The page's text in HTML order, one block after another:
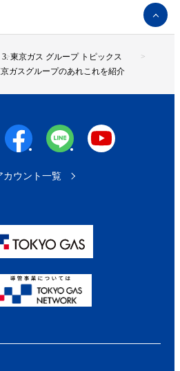
ペ
ー
ジ
へ
東京ガス グループ トピックス
ガスグループのあれこれを紹介
カウント一覧